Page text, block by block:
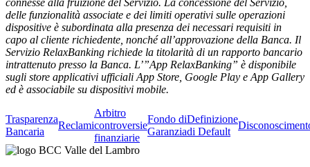
connesse alla fruizione del Servizio. La concessione del Servizio,
delle funzionalità associate e dei limiti operativi sulle operazioni
dispositive è subordinata alla presenza dei necessari requisiti in
capo al cliente richiedente, nonché all’approvazione della Banca. Il
Servizio RelaxBanking richiede la titolarità di un rapporto bancario
intrattenuto presso la Banca. L’”App RelaxBanking” è disponibile
sugli store applicativi ufficiali App Store, Google Play e App Gallery
ed è associabile su dispositivi mobile.
Trasparenza
Bancaria
Reclami
Arbitro
controversie
finanziarie
Fondo di
Garanzia
Definizione
di Default